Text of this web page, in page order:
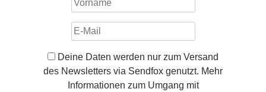
Deine Daten werden nur zum Versand
des Newsletters via Sendfox genutzt. Mehr
Informationen zum Umgang mit